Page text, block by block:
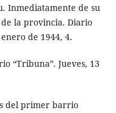
Inmediatamente de su
la provincia. Diario
de 1944, 4.
“Tribuna”. Jueves, 13
del primer barrio